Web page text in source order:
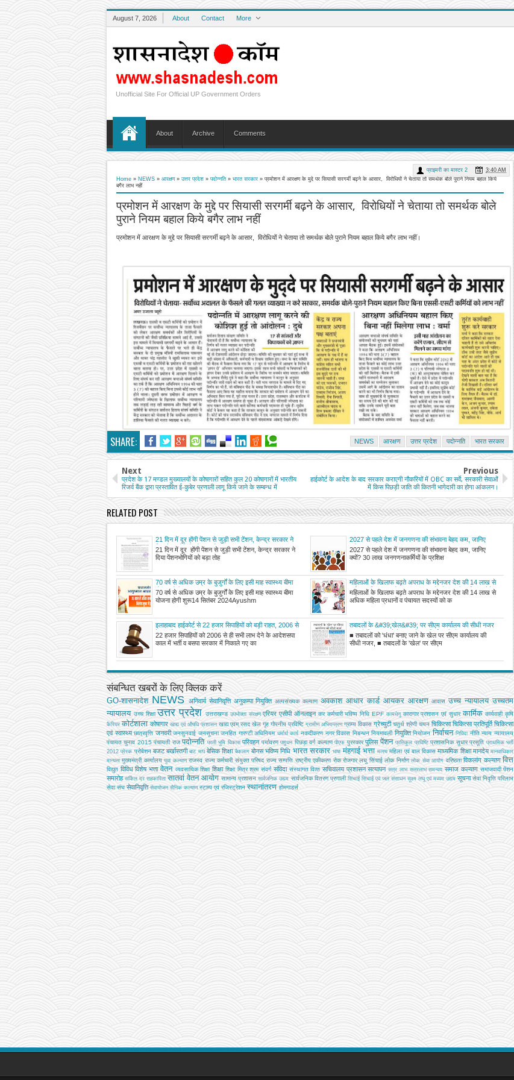
August 7, 2026 About Contact More
Unofficial Site For Official UP Government Orders
About Archive Comments
Home » NEWS » आरक्षण» उत्तर प्रदेश » पदोन्नति » भारत सरकार » प्रमोशन में आरक्षण के मुद्दे पर सियासी सरगर्मी बढ़ने के आसार, विरोधियों ने चेताया तो समर्थक बोले पुराने नियम बहाल किये
बगैर लाभ नहीं
प्रमोशन में आरक्षण के मुद्दे पर सियासी सरगर्मी बढ़ने के आसार, विरोधियों ने चेताया तो समर्थक बोले
पुराने नियम बहाल किये बगैर लाभ नहीं
प्राइमरी का मास्टर 2 3:40 AM
NEWS आरक्षण उत्तर प्रदेश पदोन्नति भारत सरकार
प्रमोशन में आरक्षण के मुद्दे पर सियासी सरगर्मी बढ़ने के आसार, विरोधियों ने चेताया तो समर्थक बोले पुराने नियम बहाल किये बगैर लाभ नहीं।
SHARE:
Next
प्रदेश के 17 मण्डल मुख्यालयों के कोषागारों सहित कुल 20 कोषागारों में भारतीय
रिजर्व बैंक द्वारा प्रस्तावित ई-कुबेर प्रणाली लागू किये जाने के सम्बन्ध में
Previous
हाईकोर्ट के आदेश के बाद सरकार कराएगी नौकरियों में OBC का सर्वे, सरकारी सेवाओं
में किस पिछड़ी जाति की कितनी भागेदारी का होगा आंकलन।
RELATED POST
21 दिन में दूर होंगी पेंशन से जुड़ी सभी टेंशन, केन्द्र सरकार ने
दिया पेंशनभोगियों को बड़ा तोहफा
21 दिन में दूर होंगी पेंशन से जुड़ी सभी टेंशन, केन्द्र सरकार ने
दिया पेंशनभोगियों को बड़ा तोह
2027 से पहले देश में जनगणना की संभावना बेहद कम, जानिए
क्यों?
2027 से पहले देश में जनगणना की संभावना बेहद कम, जानिए
क्यों? 30 लाख जनगणनाकर्मियों के प्रशिक्ष
70 वर्ष से अधिक उम्र के बुजुर्गों के लिए इसी माह स्वास्थ्य बीमा
योजना होगी शुरू
70 वर्ष से अधिक उम्र के बुजुर्गों के लिए इसी माह स्वास्थ्य बीमा
योजना होगी शुरू14 सितंबर 2024Ayushm
महिलाओं के खिलाफ बढ़ते अपराध के मद्देनजर देश की 14 लाख से
अधिक महिला प्रधानों व पंचायत सदस्यों को कानूनी प्रशिक्षण देने
का फैसला
महिलाओं के खिलाफ बढ़ते अपराध के मद्देनजर देश की 14 लाख से
अधिक महिला प्रधानों व पंचायत सदस्यों को क
इलाहाबाद हाईकोर्ट से 22 हजार सिपाहियों को बड़ी राहत, 2006 से
वेतन वृद्धि, पदोन्नति लाभ देने का आदेश
22 हजार सिपाहियों को 2006 से ही सभी लाभ देने के आदेशसपा
काल में भर्ती व बसपा सरकार में निकाले गए का
तबादलों के &#39;खेल&#39; पर सीएम कार्यालय की सीधी नजर
तबादले निरस्त करने के साथ टेंडर, निर्माण की भी जांच शुरू
■ तबादलों को 'धंधा' बनाए जाने के खेल पर सीएम कार्यालय की
सीधी नजर, ■ तबादलों के 'खेल' पर सीएम
संबन्धित खबरों के लिए क्लिक करें
GO-शासनादेश NEWS अनिवार्य सेवानिवृत्ति अनुकम्पा नियुक्ति अल्‍पसंख्‍यक कल्‍याण अवकाश आधार कार्ड आयकर आरक्षण आवास उच्च न्यायालय उच्चतम
न्यायालय उच्‍च शिक्षा उत्तर प्रदेश उत्तराखण्ड उपभोक्‍ता संरक्षण एरियर एसीपी ऑनलाइन कर कर्मचारी भविष्य निधि EPF कामधेनु कारागार प्रशासन एवं सुधार कार्मिक कार्यवाही कृषि
कैरियर कोर्टशाला कोषागार खाद्य एवं औषधि प्रशासन खाद्य एवम् रसद खेल गृह गोपनीय प्रविष्टि ग्रामीण अभियन्‍त्रण ग्राम्य विकास ग्रेच्युटी चतुर्थ श्रेणी चयन चिकित्सा चिकित्सा प्रतिपूर्ति चिकित्‍सा
एवं स्वास्थ्य छात्रवृत्ति जनवरी जनसुनवाई जनसूचना जनहित गारण्टी अधिनियम धर्मार्थ कार्य नकदीकरण नगर विकास निबन्‍धन नियमावली नियुक्ति नियोजन निर्वाचन निविदा नीति न्याय न्यायालय
पंचायत चुनाव 2015 पंचायती राज पदोन्नति परती भूमि विकास परिवहन पर्यावरण पशुधन पिछड़ा वर्ग कल्‍याण पीएफ पुरस्कार पुलिस पेंशन प्रतिकूल प्रविष्टि प्रशासनिक सुधार प्रसूति प्राथमिक भर्ती
2012 प्रेरक प्रोबेशन बजट बर्खास्तगी बाट माप बेसिक शिक्षा बैकलाग बोनस भविष्य निधि भारत सरकार भाषा मंहगाई भत्ता मत्‍स्‍य महिला एवं बाल विकास माध्यमिक शिक्षा मानदेय मानवाधिकार
मान्यता मुख्‍यमंत्री कार्यालय युवा कल्याण राजस्व राज्य कर्मचारी संयुक्त परिषद राज्य सम्पत्ति राष्ट्रीय एकीकरण रोक रोजगार लघु सिंचाई लोक निर्माण लोक सेवा आयोग वरिष्ठता विकलांग कल्याण वित्त
विद्युत विविध विशेष भत्ता वेतन व्‍यवसायिक शिक्षा शिक्षा शिक्षा मित्र श्रम संवर्ग संविदा संस्‍थागत वित्‍त सचिवालय प्रशासन सत्यापन सत्र लाभ सत्रलाभ समन्वय समाज कल्याण समाजवादी पेंशन
समारोह सर्किल दर सहकारिता सातवां वेतन आयोग सामान्य प्रशासन सार्वजनिक उद्यम सार्वजनिक वितरण प्रणाली सिंचाई सिंचाई एवं जल संसाधन सूक्ष्म लघु एवं मध्यम उद्यम सूचना सेवा निवृत्ति परिलाभ
सेवा संघ सेवानिवृत्ति सेवायोजन सैनिक कल्‍याण स्टाम्प एवं रजिस्ट्रेशन स्थानांतरण होमगाडर्स